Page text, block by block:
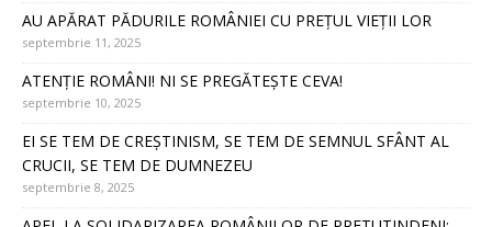
AU APĂRAT PĂDURILE ROMÂNIEI CU PREȚUL VIEȚII LOR
septembrie 11, 2025
ATENȚIE ROMÂNI! NI SE PREGĂTEȘTE CEVA!
septembrie 10, 2025
EI SE TEM DE CREȘTINISM, SE TEM DE SEMNUL SFÂNT AL
CRUCII, SE TEM DE DUMNEZEU
septembrie 8, 2025